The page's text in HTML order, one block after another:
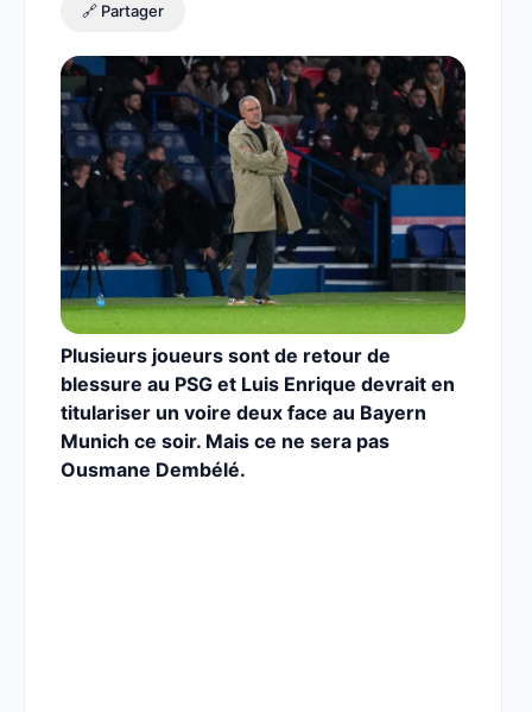
🔗 Partager
Plusieurs joueurs sont de retour de
blessure au PSG et Luis Enrique devrait en
titulariser un voire deux face au Bayern
Munich ce soir. Mais ce ne sera pas
Ousmane Dembélé.